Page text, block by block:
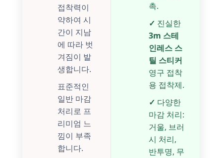
접착력이
약하여 시
간이 지남
에 따라 벗
겨짐이 발
생합니다.
표준적인
일반 마감
처리로 프
리미엄 느
낌이 부족
합니다.
촉.
✓ 진실한
3m 스테
인레스 스
틸 스티커
영구 접착
용 접착제.
✓ 다양한
마감 처리:
거울, 브러
시 처리,
반투명, 무